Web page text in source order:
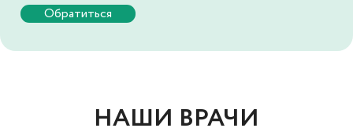
Обратиться
НАШИ ВРАЧИ